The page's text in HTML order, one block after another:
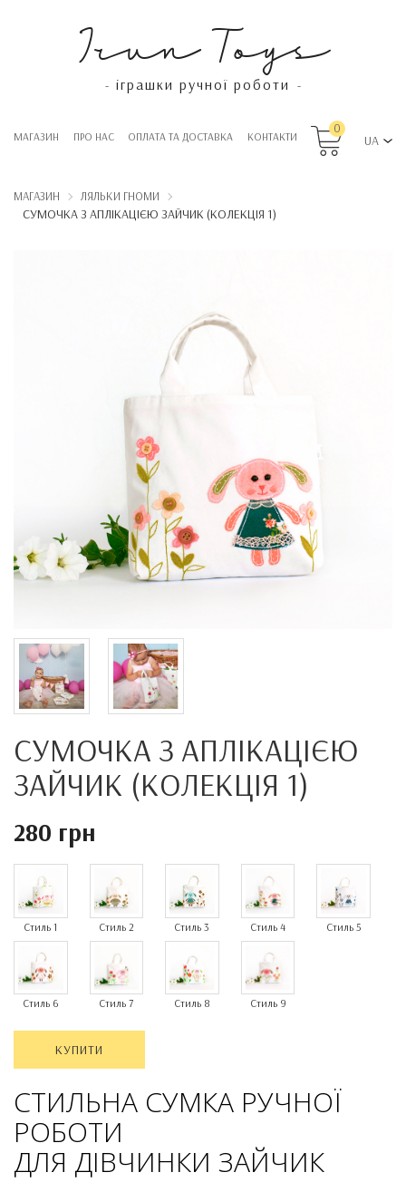
Irun Toys
- іграшки ручної роботи -
МАГАЗИН ПРО НАС OПЛАТА ТА ДОСТАВКА КОНТАКТИ
0
UA
МАГАЗИН ЛЯЛЬКИ ГНОМИ
СУМОЧКА З АПЛІКАЦІЄЮ ЗАЙЧИК (КОЛЕКЦІЯ 1)
СУМОЧКА З АПЛІКАЦІЄЮ
ЗАЙЧИК (КОЛЕКЦІЯ 1)
280 грн
Стиль 1 Стиль 2 Стиль 3 Стиль 4 Стиль 5
Стиль 6 Стиль 7 Стиль 8 Стиль 9
КУПИТИ
СТИЛЬНА СУМКА РУЧНОЇ
РОБОТИ
ДЛЯ ДІВЧИНКИ ЗАЙЧИК